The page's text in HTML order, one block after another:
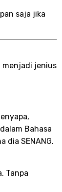
saja jika
menjadi jenius
Bahasa
dia SENANG.
Tanpa